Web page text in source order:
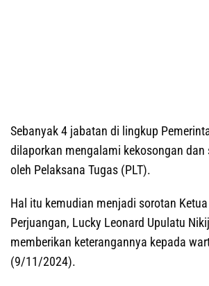
Sebanyak 4 jabatan di lingkup
dilaporkan mengalami kekosongan
oleh Pelaksana Tugas (PLT).
Hal itu kemudian menjadi sorotan
Perjuangan, Lucky Leonard Upulatu
memberikan keterangannya kepada
(9/11/2024).